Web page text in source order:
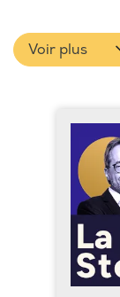
Voir plus